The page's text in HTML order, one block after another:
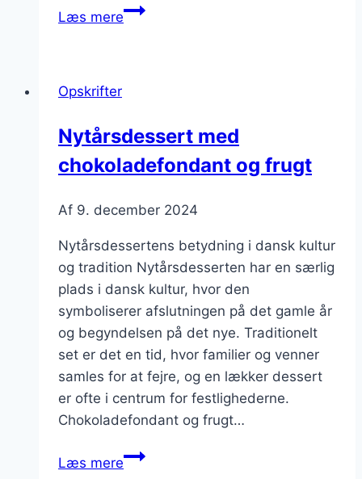
Læs mereNytårsdessert
Opskrifter
Nytårsdessert med
chokoladefondant og frugt
Af 9. december 2024
Nytårsdessertens betydning i dansk kultur
og tradition Nytårsdesserten har en særlig
plads i dansk kultur, hvor den
symboliserer afslutningen på det gamle år
og begyndelsen på det nye. Traditionelt
set er det en tid, hvor familier og venner
samles for at fejre, og en lækker dessert
er ofte i centrum for festlighederne.
Chokoladefondant og frugt…
Læs mereNytårsdessert